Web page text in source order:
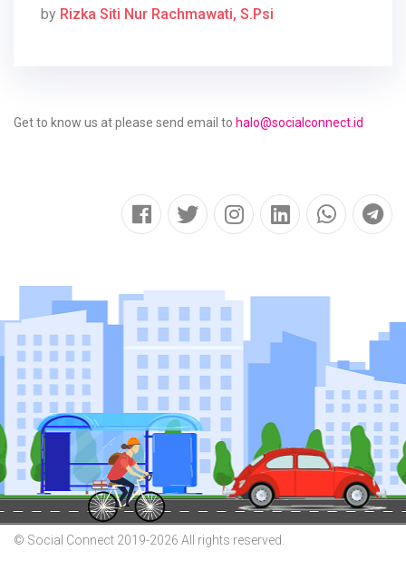
by Rizka Siti Nur Rachmawati, S.Psi
Get to know us at please send email to halo@socialconnect.id
© Social Connect 2019-2026 All rights reserved.